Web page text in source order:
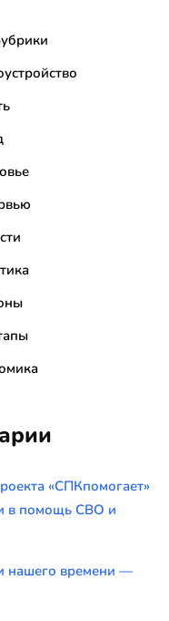
«СПКпомогает»
в помощь СВО и
нашего времени —